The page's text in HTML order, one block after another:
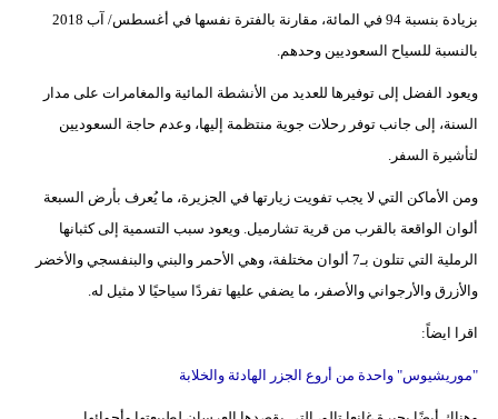
بزيادة بنسبة 94 في المائة، مقارنة بالفترة نفسها في أغسطس/ آب 2018
بالنسبة للسياح السعوديين وحدهم.
ويعود الفضل إلى توفيرها للعديد من الأنشطة المائية والمغامرات على مدار
السنة، إلى جانب توفر رحلات جوية منتظمة إليها، وعدم حاجة السعوديين
لتأشيرة السفر.
ومن الأماكن التي لا يجب تفويت زيارتها في الجزيرة، ما يُعرف بأرض السبعة
ألوان الواقعة بالقرب من قرية تشارميل. ويعود سبب التسمية إلى كثبانها
الرملية التي تتلون بـ7 ألوان مختلفة، وهي الأحمر والبني والبنفسجي والأخضر
والأزرق والأرجواني والأصفر، ما يضفي عليها تفردًا سياحيًا لا مثيل له.
اقرا ايضاً:
"موريشيوس" واحدة من أروع الجزر الهادئة والخلابة